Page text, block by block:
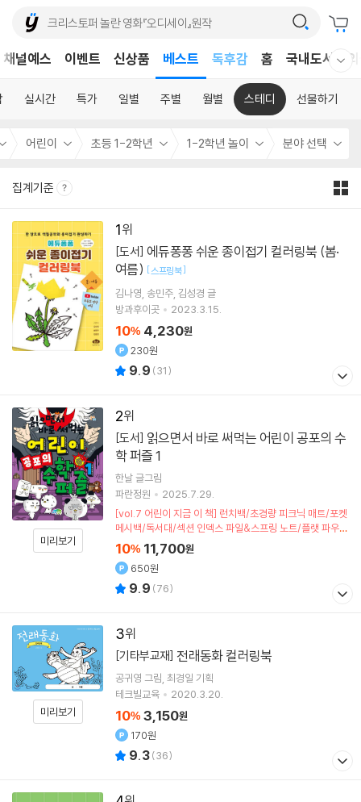
채널예스 이벤트 신상품 베스트
독후감
홈 국내도서
실시간 특가 일별 주별 월별 스테디 선물하기
어린이 초등 1-2학년 1-2학년 놀이 분야 선택
집계기준
1
[도서]
여름) [스프링북]
김나영 송민주 김성경 글
방과후이곳
2023.3.15.
10% 4,230원
230원
9.9 (31)
2
미리보기
[도서]
학 퍼즐 1
한날글그림
파란정원
2025.7.29.
[vol.7 어린이 지금 이 책] 런치백/초경량 피크닉 매트/포켓
메시백/독서대/섹션 인덱스 파일&스프링 노트/플랫 파우치
(포인트차감)
10% 11,700원
650원
9.9 (76)
3
미리보기
[기타부교재] 전래동화 컬러링북
공귀영 그림 최경일 기획
테크빌교육
2020.3.20.
10% 3,150원
170원
9.3(36)